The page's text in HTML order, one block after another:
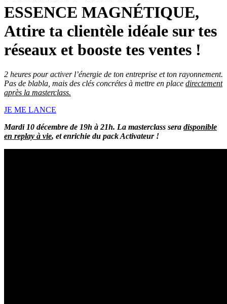
ESSENCE MAGNÉTIQUE,
Attire ta clientèle idéale sur tes
réseaux et booste tes ventes !
2 heures pour activer l’énergie de ton entreprise et ton rayonnement.
Pas de blabla, mais des clés concrétes à mettre en place directement
après la masterclass.
JE ME LANCE
Mardi 10 décembre de 19h à 21h. La masterclass sera disponible
en replay à vie, et enrichie du pack Activateur !